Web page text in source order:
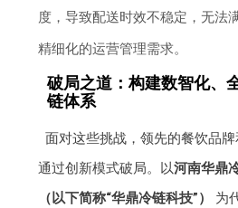
度，导致配送时效不稳定，无法
精细化的运营管理需求。
破局之道：构建数智化、
链体系
面对这些挑战，领先的餐饮品
通过创新模式破局。以河南华鼎
（以下简称“华鼎冷链科技”）
为